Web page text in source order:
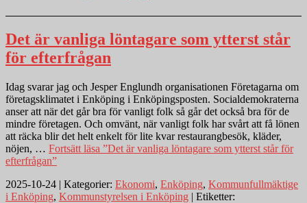
Det är vanliga löntagare som ytterst står
för efterfrågan
Idag svarar jag och Jesper Englundh organisationen Företagarna om
företagsklimatet i Enköping i Enköpingsposten. Socialdemokraterna
anser att när det går bra för vanligt folk så går det också bra för de
mindre företagen. Och omvänt, när vanligt folk har svårt att få lönen
att räcka blir det helt enkelt för lite kvar restaurangbesök, kläder,
nöjen, … Fortsätt läsa ”Det är vanliga löntagare som ytterst står för
efterfrågan”
2025-10-24 | Kategorier: Ekonomi, Enköping, Kommunfullmäktige
i Enköping, Kommunstyrelsen i Enköping | Etiketter: